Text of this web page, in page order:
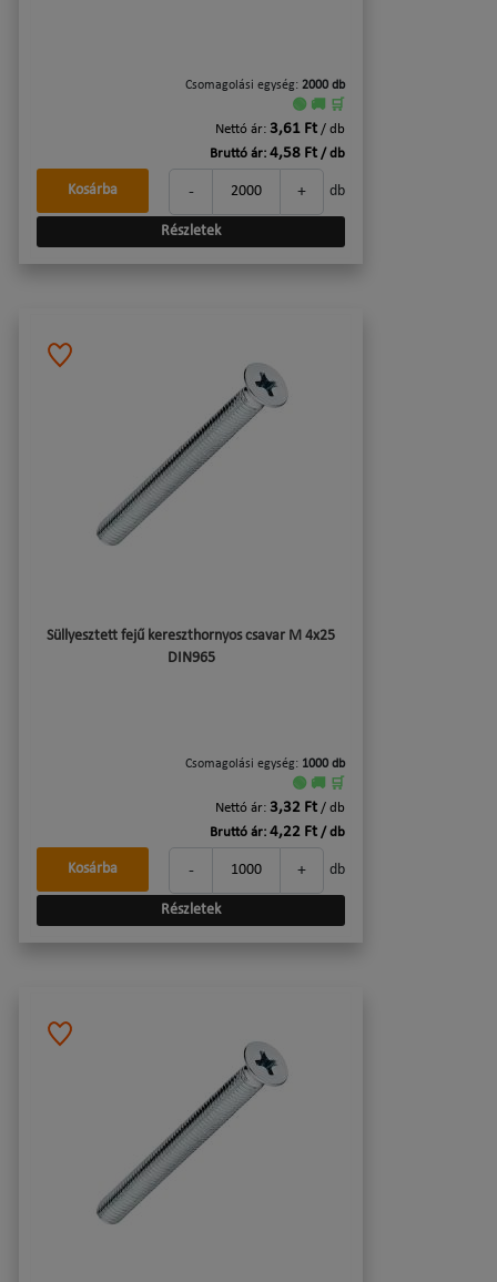
Csomagolási egység: 2000 db
🟢 🚚 🛒
Nettó ár: 3,61 Ft / db
Bruttó ár: 4,58 Ft / db
- + db
Kosárba
Részletek
Süllyesztett fejű kereszthornyos csavar M 4x25
DIN965
Csomagolási egység: 1000 db
🟢 🚚 🛒
Nettó ár: 3,32 Ft / db
Bruttó ár: 4,22 Ft / db
- + db
Kosárba
Részletek